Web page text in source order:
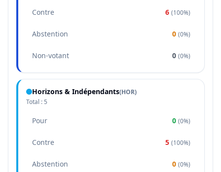
Contre 6 (100%)
Abstention 0 (0%)
Non-votant 0 (0%)
Horizons & Indépendants(HOR)
Total : 5
Pour 0 (0%)
Contre 5 (100%)
Abstention 0 (0%)